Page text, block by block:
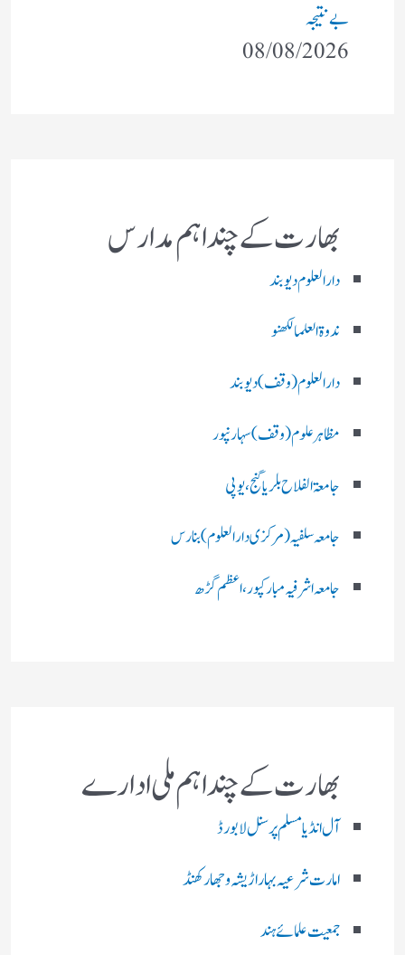
بے نتیجہ
08/08/2026
بھارت کے چند اہم مدارس
دارالعلوم دیوبند
ندوۃالعلما لکھنو
دارالعلوم (وقف)دیوبند
مظاہرعلوم (وقف)سہارنپور
جامعۃ الفلاح بلریاگنج،یوپی
جامعہ سلفیہ(مرکزی دارالعلوم )بنارس
جامعہ اشرفیہ مبارکپور،اعظم گڑھ
بھارت کے چند اہم ملی ادارے
آل انڈیا مسلم پرسنل لا بورڈ
امارت شرعیہ بہار اڑیشہ و جھارکھنڈ
جمعیت علمائے ہند